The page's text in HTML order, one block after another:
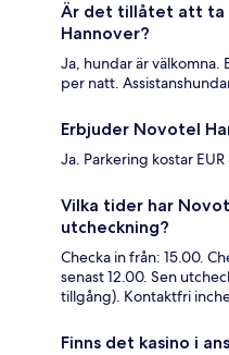
Är det tillåtet att ta
Hannover?
Ja, hundar är välkomna.
per natt.
Erbjuder Novotel
Ja. Parkering kostar
Vilka tider har
utcheckning?
Checka in från: 15.00.
senast 12.00. Sen
tillgång). Kontaktfri
Finns det kasino i